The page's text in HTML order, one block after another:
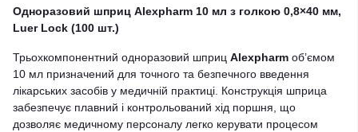
Одноразовий шприц Alexpharm 10 мл з голкою 0,8×40 мм,
Luer Lock (100 шт.)
Трьохкомпонентний одноразовий шприц Alexpharm об’ємом
10 мл призначений для точного та безпечного введення
лікарських засобів у медичній практиці. Конструкція шприца
забезпечує плавний і контрольований хід поршня, що
дозволяє медичному персоналу легко керувати процесом